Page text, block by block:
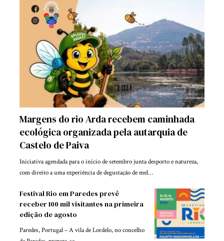
Margens do rio Arda recebem caminhada
ecológica organizada pela autarquia de
Castelo de Paiva
Iniciativa agendada para o início de setembro junta desporto e natureza,
com direito a uma experiência de degustação de mel…
Festival Rio em Paredes prevê
receber 100 mil visitantes na primeira
edição de agosto
Paredes, Portugal – A vila de Lordelo, no concelho